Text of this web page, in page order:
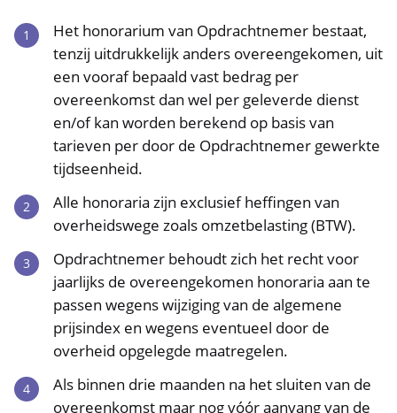
Het honorarium van Opdrachtnemer bestaat,
tenzij uitdrukkelijk anders overeengekomen, uit
een vooraf bepaald vast bedrag per
overeenkomst dan wel per geleverde dienst
en/of kan worden berekend op basis van
tarieven per door de Opdrachtnemer gewerkte
tijdseenheid.
Alle honoraria zijn exclusief heffingen van
overheidswege zoals omzetbelasting (BTW).
Opdrachtnemer behoudt zich het recht voor
jaarlijks de overeengekomen honoraria aan te
passen wegens wijziging van de algemene
prijsindex en wegens eventueel door de
overheid opgelegde maatregelen.
Als binnen drie maanden na het sluiten van de
overeenkomst maar nog vóór aanvang van de